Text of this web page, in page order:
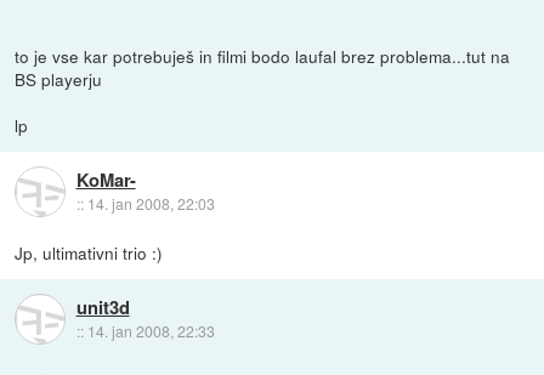
to je vse kar potrebuješ in filmi bodo laufal brez problema...tut na
BS playerju
lp
KoMar-
:: 14. jan 2008, 22:03
Jp, ultimativni trio :)
unit3d
:: 14. jan 2008, 22:33